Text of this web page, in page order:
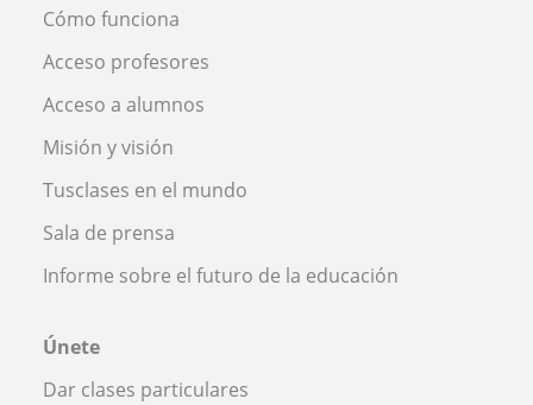
Cómo funciona
Acceso profesores
Acceso a alumnos
Misión y visión
Tusclases en el mundo
Sala de prensa
Informe sobre el futuro de la educación
Únete
Dar clases particulares